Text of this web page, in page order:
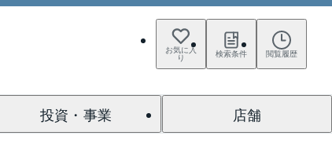
お気に入
り 検索条件 閲覧履歴
投資・事業 店舗